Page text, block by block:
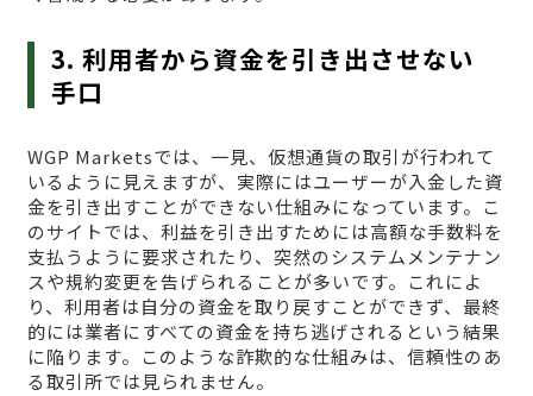
3. 利用者から資金を引き出させない
手口
WGP Marketsでは、一見、仮想通貨の取引が行われて
いるように見えますが、実際にはユーザーが入金した資
金を引き出すことができない仕組みになっています。こ
のサイトでは、利益を引き出すためには高額な手数料を
支払うように要求されたり、突然のシステムメンテナン
スや規約変更を告げられることが多いです。これによ
り、利用者は自分の資金を取り戻すことができず、最終
的には業者にすべての資金を持ち逃げされるという結果
に陥ります。このような詐欺的な仕組みは、信頼性のあ
る取引所では見られません。